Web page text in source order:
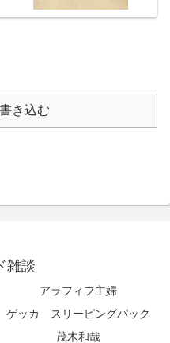
き込む
雑談
アラフィフ主婦
ゲッカ スリーピングパック
茂木和哉